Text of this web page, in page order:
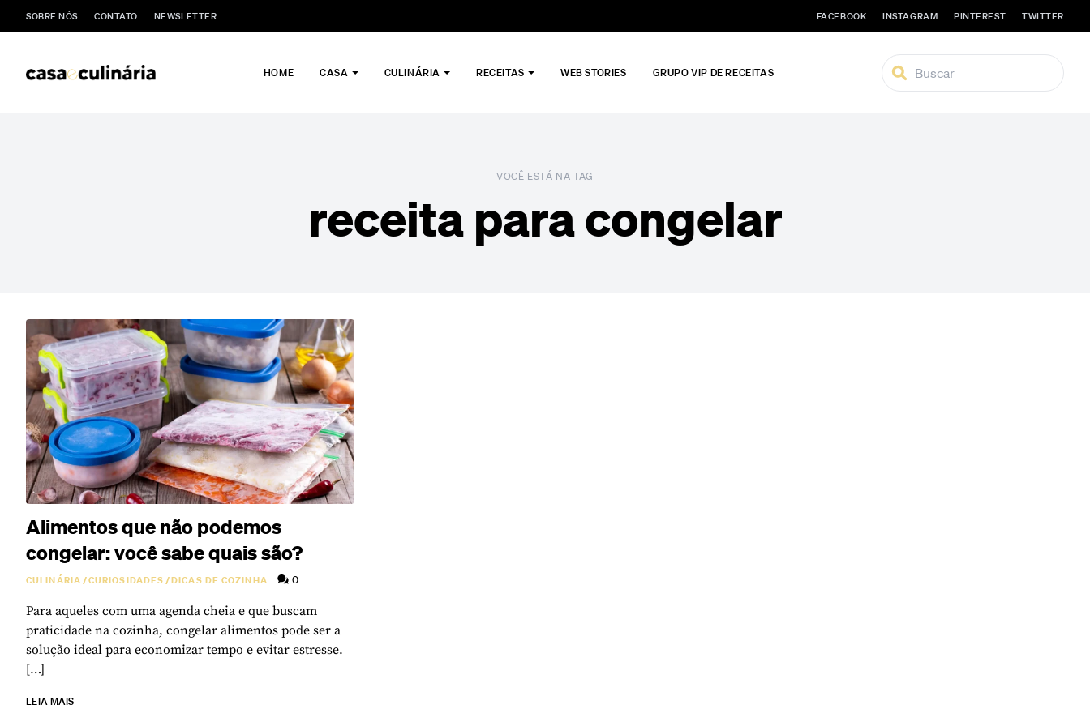
SOBRE NÓS CONTATO NEWSLETTER FACEBOOK INSTAGRAM PINTEREST TWITTER
HOME CASA CULINÁRIA RECEITAS WEB STORIES GRUPO VIP DE RECEITAS
VOCÊ ESTÁ NA TAG
receita para congelar
Alimentos que não podemos
congelar: você sabe quais são?
CULINÁRIA/CURIOSIDADES/DICAS DE COZINHA 0
Para aqueles com uma agenda cheia e que buscam
praticidade na cozinha, congelar alimentos pode ser a
solução ideal para economizar tempo e evitar estresse.
[…]
LEIA MAIS